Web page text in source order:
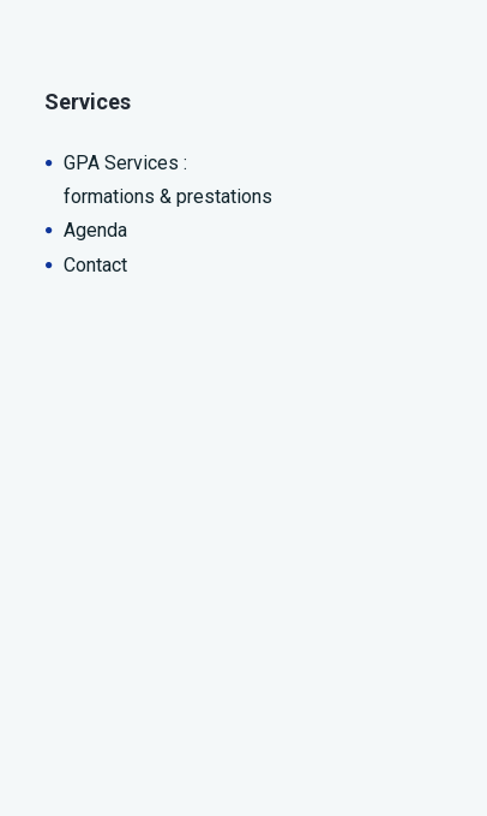
Services
GPA Services :
formations & prestations
Agenda
Contact